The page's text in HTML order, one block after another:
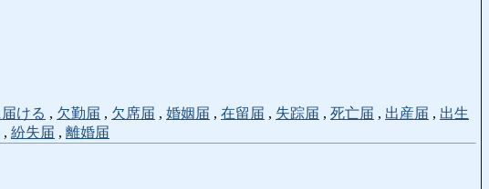
ける , 欠勤届 , 欠席届 , 婚姻届 , 在留届 , 失踪届 , 死亡届 , 出産届 , 出生
, 紛失届 , 離婚届